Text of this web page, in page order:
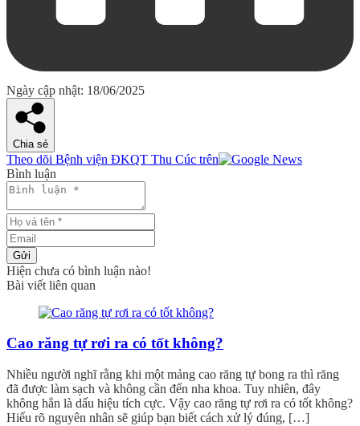
Ngày cập nhật: 18/06/2025
Chia sẻ
Theo dõi Bệnh viện ĐKQT Thu Cúc trên
Bình luận
Gửi
Hiện chưa có bình luận nào!
Bài viết liên quan
Cao răng tự rơi ra có tốt không?
Nhiều người nghĩ rằng khi một mảng cao răng tự bong ra thì răng
đã được làm sạch và không cần đến nha khoa. Tuy nhiên, đây
không hẳn là dấu hiệu tích cực. Vậy cao răng tự rơi ra có tốt không?
Hiểu rõ nguyên nhân sẽ giúp bạn biết cách xử lý đúng, […]